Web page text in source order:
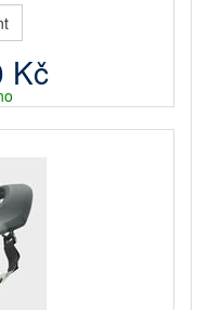
Kč